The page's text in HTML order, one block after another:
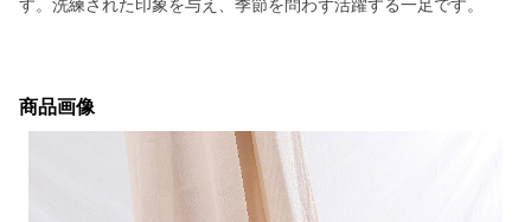
す。洗練された印象を与え、季節を問わず活躍する一足です。
商品画像